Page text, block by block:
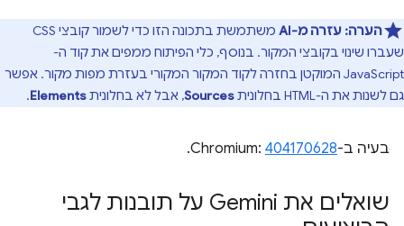
הערה: עזרה מ-AI
משתמשת בתכונה הזו כדי לשמור קובצי CSS
שעברו שינוי בקובצי המקור. בנוסף, כלי הפיתוח ממפים את קוד ה-
JavaScript המוקטן בחזרה לקוד המקור המקורי בעזרת מפות מקור. אפשר
גם לשנות את ה-HTML בחלונית
Sources, אבל לא בחלוניתElements
.
בעיה ב-Chromium:404170628
.
שואלים את Gemini על תובנות לגבי